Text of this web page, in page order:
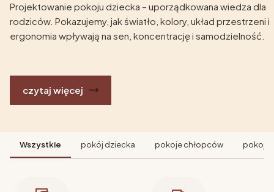
Projektowanie pokoju dziecka – uporządkowana wiedza dla
rodziców. Pokazujemy, jak światło, kolory, układ przestrzeni i
ergonomia wpływają na sen, koncentrację i samodzielność.
czytaj więcej
Wszystkie pokój dziecka pokoje chłopców pokoje